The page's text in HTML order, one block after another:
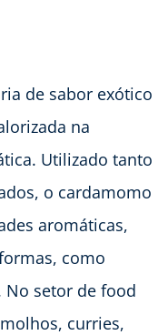
de sabor exótico
na
Utilizado tanto
o cardamomo
aromáticas,
como
No setor de food
curries,